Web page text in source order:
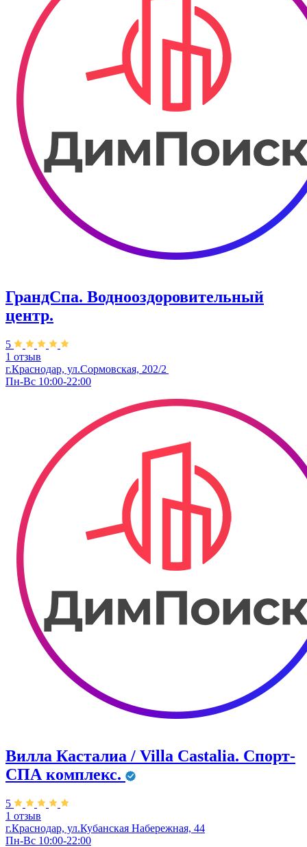
ГрандСпа. Воднооздоровительный
центр.
5
1 отзыв
г.Краснодар, ул.Сормовская, 202/2
Пн-Вс 10:00-22:00
Вилла Касталиа / Villa Castаlia. Спорт-
СПА комплекс.
5
1 отзыв
г.Краснодар, ул.Кубанская Набережная, 44
Пн-Вс 10:00-22:00